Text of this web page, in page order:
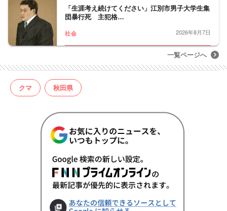
「生涯考え続けてください」江別市男子大学生集
団暴行死 主犯格…
社会 2026年8月7日
一覧ページへ
クマ 秋田県